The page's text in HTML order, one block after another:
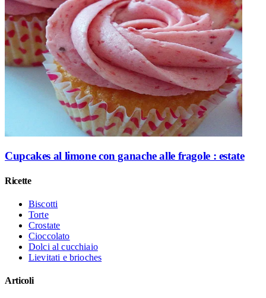
Cupcakes al limone con ganache alle fragole : estate
Ricette
Biscotti
Torte
Crostate
Cioccolato
Dolci al cucchiaio
Lievitati e brioches
Articoli